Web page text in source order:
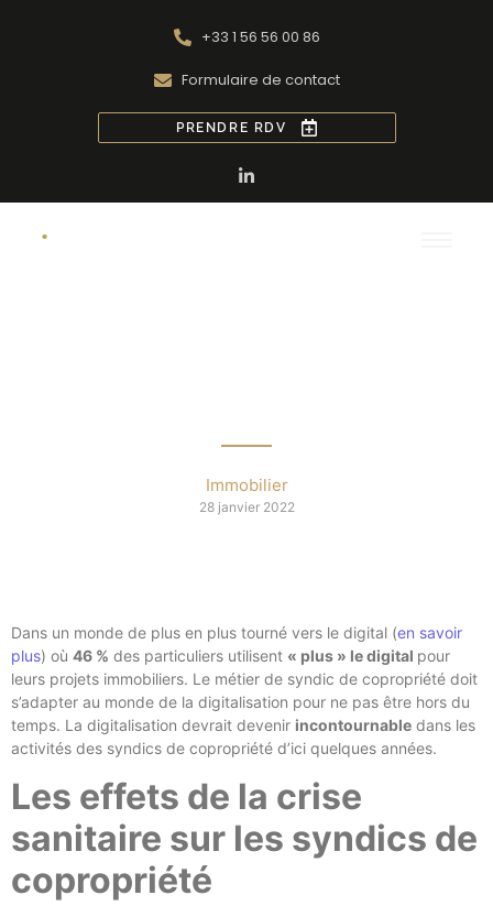
+33 1 56 56 00 86
Formulaire de contact
PRENDRE RDV
Immobilier
28 janvier 2022
Dans un monde de plus en plus tourné vers le digital (en savoir
plus) où 46 % des particuliers utilisent « plus » le digital pour
leurs projets immobiliers. Le métier de syndic de copropriété doit
s’adapter au monde de la digitalisation pour ne pas être hors du
temps. La digitalisation devrait devenir incontournable dans les
activités des syndics de copropriété d’ici quelques années.
Les effets de la crise
sanitaire sur les syndics de
copropriété